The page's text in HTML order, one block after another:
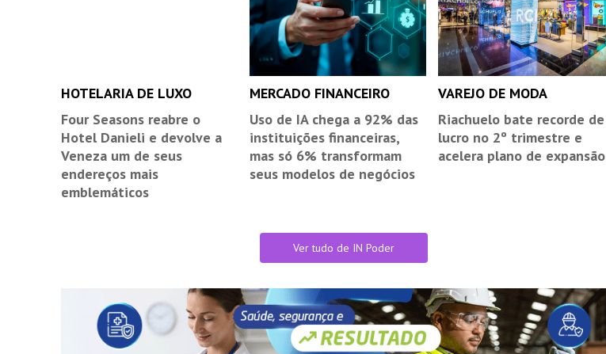
HOTELARIA DE LUXO
Four Seasons reabre o
Hotel Danieli e devolve a
Veneza um de seus
endereços mais
emblemáticos
MERCADO FINANCEIRO
Uso de IA chega a 92% das
instituições financeiras,
mas só 6% transformam
seus modelos de negócios
VAREJO DE MODA
Riachuelo bate recorde de
lucro no 2º trimestre e
acelera plano de expansão
Ver tudo de IN Poder